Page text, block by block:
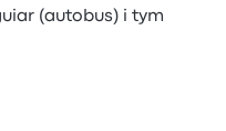
(autobus) i tym